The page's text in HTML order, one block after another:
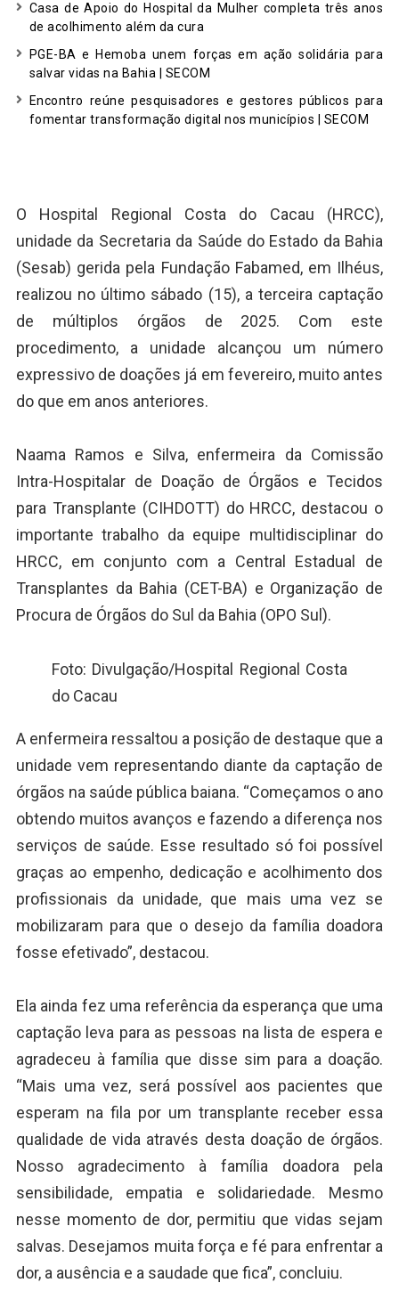
Casa de Apoio do Hospital da Mulher completa três anos
de acolhimento além da cura
PGE-BA e Hemoba unem forças em ação solidária para
salvar vidas na Bahia | SECOM
Encontro reúne pesquisadores e gestores públicos para
fomentar transformação digital nos municípios | SECOM
O Hospital Regional Costa do Cacau (HRCC),
unidade da Secretaria da Saúde do Estado da Bahia
(Sesab) gerida pela Fundação Fabamed, em Ilhéus,
realizou no último sábado (15), a terceira captação
de múltiplos órgãos de 2025. Com este
procedimento, a unidade alcançou um número
expressivo de doações já em fevereiro, muito antes
do que em anos anteriores.
Naama Ramos e Silva, enfermeira da Comissão
Intra-Hospitalar de Doação de Órgãos e Tecidos
para Transplante (CIHDOTT) do HRCC, destacou o
importante trabalho da equipe multidisciplinar do
HRCC, em conjunto com a Central Estadual de
Transplantes da Bahia (CET-BA) e Organização de
Procura de Órgãos do Sul da Bahia (OPO Sul).
Foto: Divulgação/Hospital Regional Costa
do Cacau
A enfermeira ressaltou a posição de destaque que a
unidade vem representando diante da captação de
órgãos na saúde pública baiana. “Começamos o ano
obtendo muitos avanços e fazendo a diferença nos
serviços de saúde. Esse resultado só foi possível
graças ao empenho, dedicação e acolhimento dos
profissionais da unidade, que mais uma vez se
mobilizaram para que o desejo da família doadora
fosse efetivado”, destacou.
Ela ainda fez uma referência da esperança que uma
captação leva para as pessoas na lista de espera e
agradeceu à família que disse sim para a doação.
“Mais uma vez, será possível aos pacientes que
esperam na fila por um transplante receber essa
qualidade de vida através desta doação de órgãos.
Nosso agradecimento à família doadora pela
sensibilidade, empatia e solidariedade. Mesmo
nesse momento de dor, permitiu que vidas sejam
salvas. Desejamos muita força e fé para enfrentar a
dor, a ausência e a saudade que fica”, concluiu.